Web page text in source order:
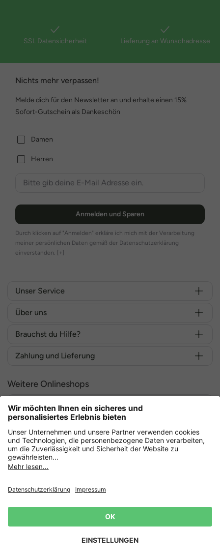
SSL Datensicherheit Lieferung an Wunschadresse
Nichts mehr verpassen!
Melde dich für den Newsletter an und erhalte einen 15%
Sofort-Gutschein als Dankeschön
Damen
Herren
Anmelden und Sparen
Durch klicken auf "Anmelden" erkläre ich mich mit der Verarbeitung
meiner persönlichen Daten gemäß der Datenschutzerklärung
einverstanden. [+]
Unser Service
Über uns
Brauchst du Hilfe?
Zahlung und Lieferung
Weitere Onlineshops
Deutschland
Sicher einkaufen mit
AGB
Lieferbedingungen
Impressum Cookie Einstellungen